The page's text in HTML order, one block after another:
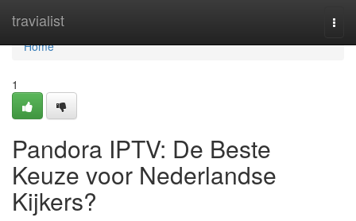
travialist
Home
Home
1
Pandora IPTV: De Beste
Keuze voor Nederlandse
Kijkers?